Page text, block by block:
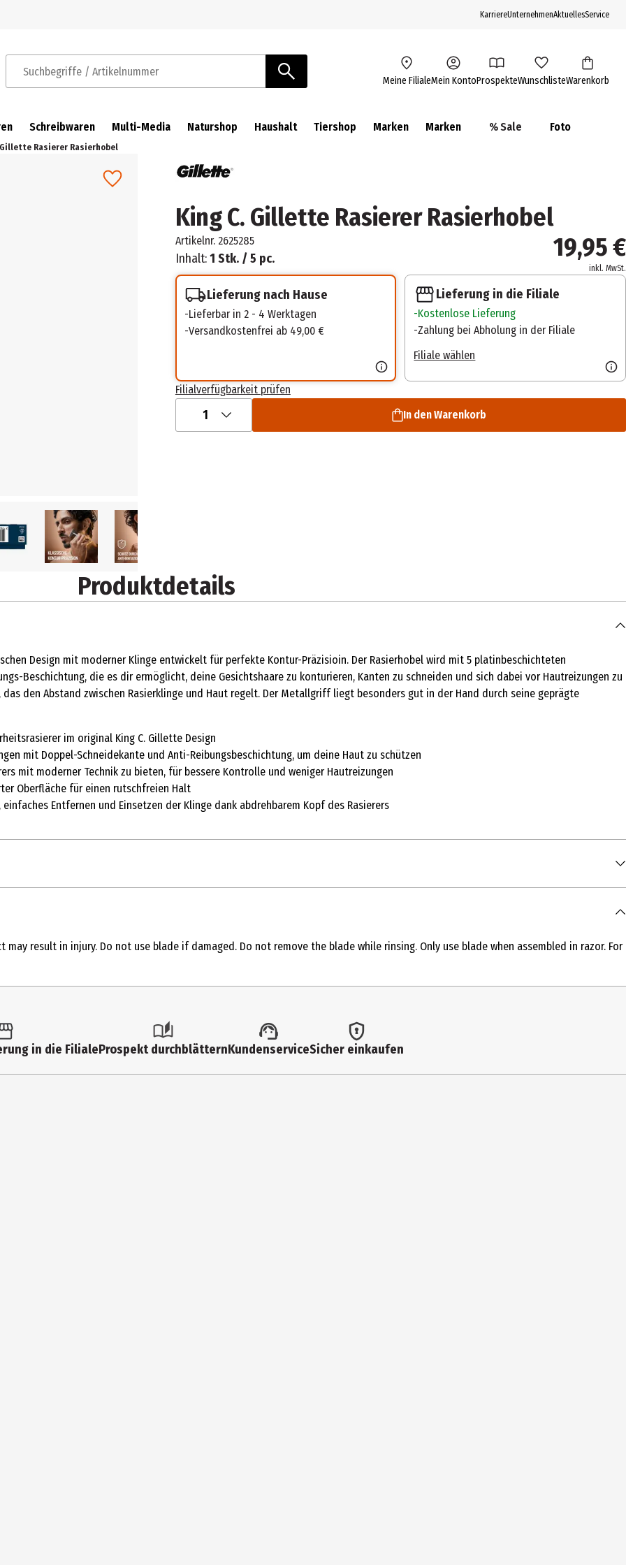
KarriereUnternehmenAktuellesService
Suchbegriffe / Artikelnummer Meine FilialeMein KontoProspekteWunschlisteWarenkorb
Schreibwaren Multi-Media Naturshop Haushalt Tiershop Marken Marken % Sale Foto
Gillette Rasierer Rasierhobel
King C. Gillette Rasierer Rasierhobel
Artikelnr. 2625285
Inhalt:1 Stk. / 5 pc. 19,95 €
inkl. MwSt.
Lieferung nach Hause
Lieferbar in 2 - 4 Werktagen
Versandkostenfrei ab 49,00 €
Lieferung in die Filiale
Kostenlose Lieferung
Zahlung bei Abholung in der Filiale
Filiale wählen
Filialverfügbarkeit prüfen
1 In den Warenkorb
Produktdetails
Design mit moderner Klinge entwickelt für perfekte Kontur-Präzisioin. Der Rasierhobel wird mit 5 platinbeschichteten
Beschichtung, die es dir ermöglicht, deine Gesichtshaare zu konturieren, Kanten zu schneiden und sich dabei vor Hautreizungen zu
den Abstand zwischen Rasierklinge und Haut regelt. Der Metallgriff liegt besonders gut in der Hand durch seine geprägte
im original King C. Gillette Design
mit Doppel-Schneidekante und Anti-Reibungsbeschichtung, um deine Haut zu schützen
mit moderner Technik zu bieten, für bessere Kontrolle und weniger Hautreizungen
Oberfläche für einen rutschfreien Halt
Entfernen und Einsetzen der Klinge dank abdrehbarem Kopf des Rasierers
2. Den geschwungenen Rasiererkopf in einem 30 Grad-Winkel an die Haut halten. 3. Die Haut entgegengesetzt zur Rasurrichtung
des Rasierers sollte genügen, um die Rasur zu beginnen. 5. Mit kurzen Zügen der Wuchsrichutng des Haares folgen. 6. Beide
7. Bei krausem oder dickem Haar kürzere und nicht komplett durchgezogene Bewegungen durchführen, insbesondere entlang des
result in injury. Do not use blade if damaged. Do not remove the blade while rinsing. Only use blade when assembled in razor. For
in die FilialeProspekt durchblätternKundenserviceSicher einkaufen